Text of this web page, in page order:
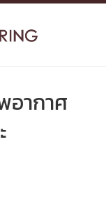
ากาศ